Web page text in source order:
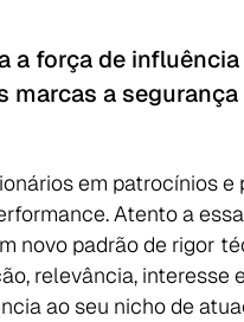
força de
a
em patrocínios
Atento a
novo padrão de rigor
relevância,
ao seu nicho de